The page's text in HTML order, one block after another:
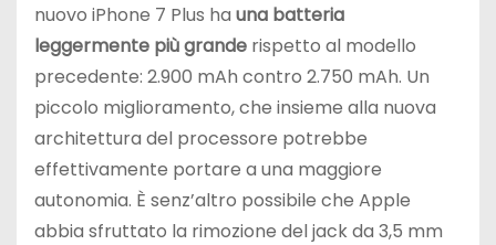
nuovo iPhone 7 Plus ha una batteria
leggermente più grande rispetto al modello
precedente: 2.900 mAh contro 2.750 mAh. Un
piccolo miglioramento, che insieme alla nuova
architettura del processore potrebbe
effettivamente portare a una maggiore
autonomia. È senz’altro possibile che Apple
abbia sfruttato la rimozione del jack da 3,5 mm